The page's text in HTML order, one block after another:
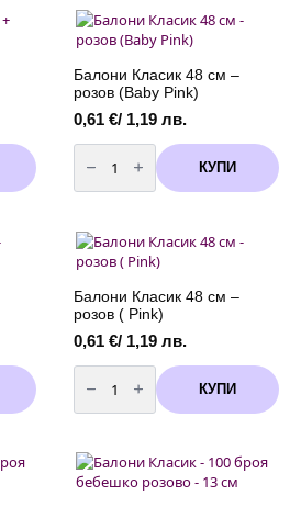
бели
точки
броя
Балони Класик 48 см –
розов (Baby Pink)
0,61 €/ 1,19 лв.
количество
за
Балони
Класик
-
розов
(Baby
КУПИ
Балони Класик 48 см –
розов ( Pink)
0,61 €/ 1,19 лв.
количество
за
Балони
Класик
-
розов
(
КУПИ